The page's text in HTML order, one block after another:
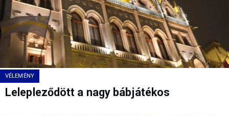
VÉLEMÉNY
Lelepleződött a nagy bábjátékos